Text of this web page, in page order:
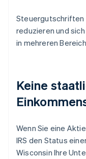
Steuergutschriften
reduzieren und
in mehreren
Keine
Wenn Sie eine
IRS den Status
Wisconsin Ihre